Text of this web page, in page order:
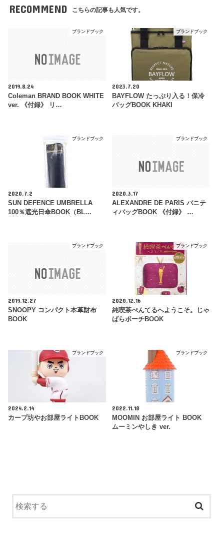
RECOMMEND こちらの記事も人気です。
ブランドブック
2019.8.24
Coleman BRAND BOOK WHITE
ver. 《付録》 リ…
ブランドブック
2023.7.20
BAYFLOW たっぷり入る！保冷
バッグBOOK KHAKI
ブランドブック
2020.7.2
SUN DEFENCE UMBRELLA
100％遮光日傘BOOK（BL…
ブランドブック
2020.3.17
ALEXANDRE DE PARIS バニテ
ィバッグBOOK 《付録》 …
ブランドブック
2019.12.27
SNOOPY コンパクト本革財布
BOOK
ブランドブック
2020.12.16
純喫茶ぺんてるへようこそ。じゃ
ばらポーチBOOK
ブランドブック
2024.2.14
カープ坊やお部屋ライトBOOK
ブランドブック
2022.11.18
MOOMIN お部屋ライト BOOK
ムーミンやしき ver.